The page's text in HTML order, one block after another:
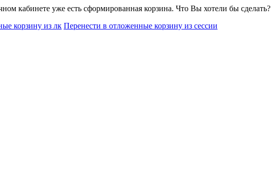
кабинете уже есть сформированная корзина. Что Вы хотели бы сделать?
корзину из лк Перенести в отложенные корзину из сессии